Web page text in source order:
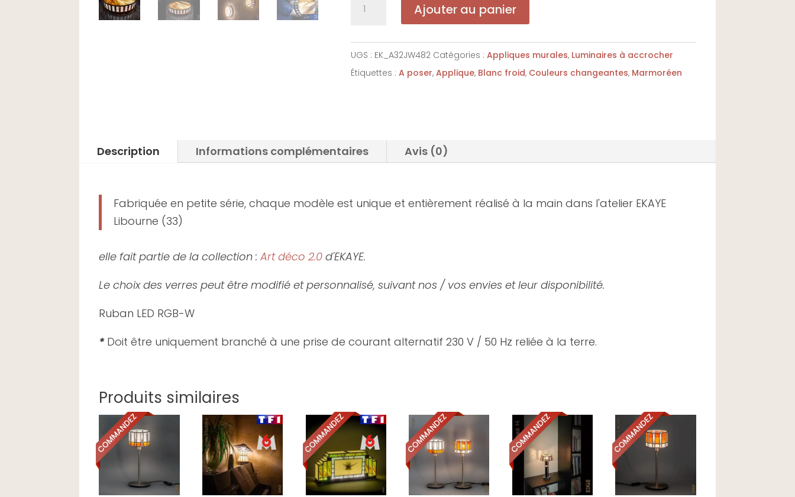
vitrail
Art
40cm
Ajouter au panier
UGS : EK_A32JW482 Catégories :Appliques murales, Luminaires à accrocher
Étiquettes :A poser,Applique, Blanc froid, Couleurs changeantes, Marmoréen
Description Informations complémentaires Avis (0)
Fabriquée en petite série, chaque modèle est unique et entièrement réalisé à la main dans l'atelier EKAYE
Libourne (33)
elle fait partie de la collection :Art déco 2.0 d'EKAYE.
Le choix des verres peut être modifié et personnalisé, suivant nos / vos envies et leur disponibilité.
Ruban LED RGB-W
* Doit être uniquement branché à une prise de courant alternatif 230 V / 50 Hz reliée à la terre.
Produits similaires